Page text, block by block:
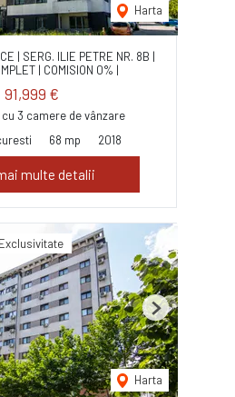
Harta
| SERG. ILIE PETRE NR. 8B |
| COMISION 0% |
91,999 €
3 camere de vânzare
68 mp 2018
multe detalii
Exclusivitate
Harta
Next